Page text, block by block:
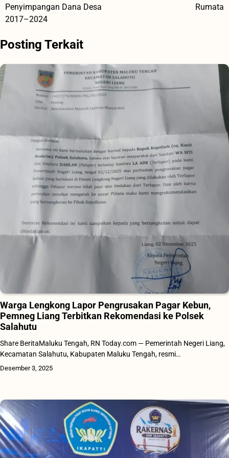
Penyimpangan Dana Desa
2017–2024
Rumata
Posting Terkait
Warga Lengkong Lapor Pengrusakan Pagar Kebun,
Pemneg Liang Terbitkan Rekomendasi ke Polsek
Salahutu
Share BeritaMaluku Tengah, RN Today.com — Pemerintah Negeri Liang,
Kecamatan Salahutu, Kabupaten Maluku Tengah, resmi…
Desember 3, 2025